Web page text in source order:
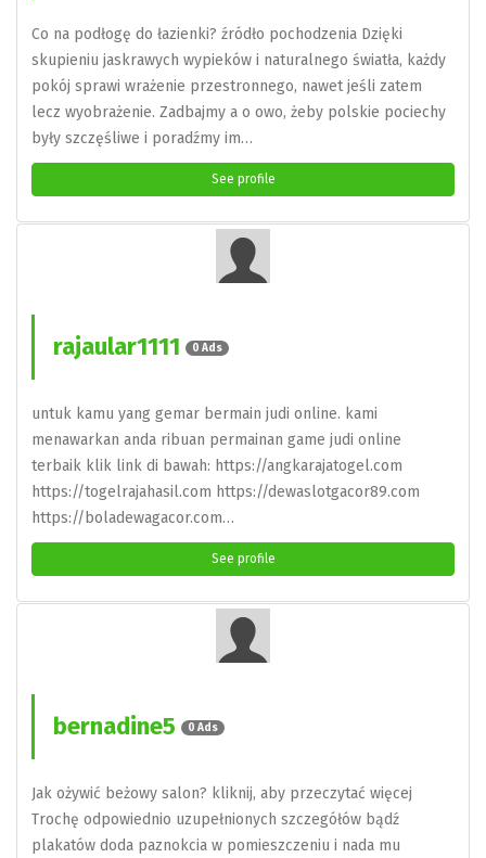
Co na podłogę do łazienki? źródło pochodzenia Dzięki
skupieniu jaskrawych wypieków i naturalnego światła, każdy
pokój sprawi wrażenie przestronnego, nawet jeśli zatem
lecz wyobrażenie. Zadbajmy a o owo, żeby polskie pociechy
były szczęśliwe i poradźmy im…
See profile
rajaular1111 0 Ads
untuk kamu yang gemar bermain judi online. kami
menawarkan anda ribuan permainan game judi online
terbaik klik link di bawah: https://angkarajatogel.com
https://togelrajahasil.com https://dewaslotgacor89.com
https://boladewagacor.com…
See profile
bernadine5 0 Ads
Jak ożywić beżowy salon? kliknij, aby przeczytać więcej
Trochę odpowiednio uzupełnionych szczegółów bądź
plakatów doda paznokcia w pomieszczeniu i nada mu